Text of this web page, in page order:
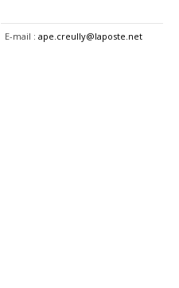
E-mail : ape.creully@laposte.net